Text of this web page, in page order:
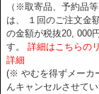
（※取寄品、予約品
は、 １回のご注文金
の金額が税抜20, 000
す。
詳細はこちらの
詳細
(※ やむを得ずメーカ
んキャンセルさせて